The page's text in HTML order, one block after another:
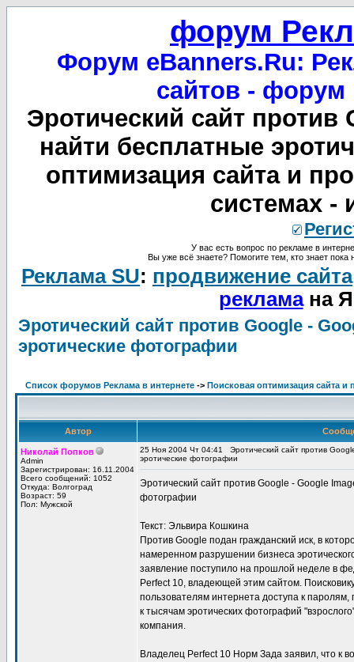
форум
Форум eBanners.Ru:
сайтов - форум
Эротический сайт против
найти бесплатные
оптимизация сайта и
системах -
У вас есть вопрос по рекламе в
Вы уже всё знаете? Помогите тем, кто знает пока
Реклама SU: продвижение сайта
рекламана
Эротический сайт против Google -
эротические фотографии
Список форумов Реклама в интернете -> Поисковая оптимизация сайта
Автор
Николай Попков
Admin
Зарегистрирован: 16.11.2004
Всего сообщений: 1052
Откуда: Волгоград
Возраст: 59
Пол: Мужской
25 Ноя 2004 Чт 04:41
Эротический сайт против
эротические фотографии
Эротический сайт против Google - Google
фотографии
Текст: Эльвира Кошкина
Против Google подан гражданский иск, в
намеренном разрушении бизнеса
заявление поступило на прошлой неделе в
Perfect 10, владеющей этим сайтом.
пользователям интернета доступа к
к тысячам эротических фотографий
компания.
Владелец Perfect 10 Норм Зада заявил, что к